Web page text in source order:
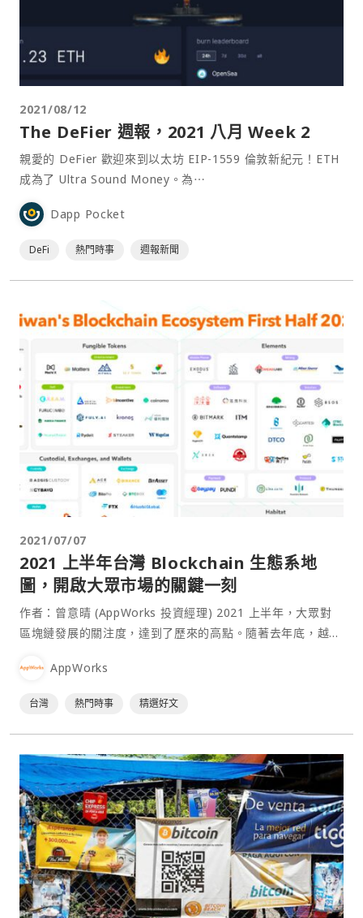
2021/08/12
The DeFier 週‌報‌，2021 ‌八月‌ ‌Week‌ ‌2
親愛的 DeFier 歡迎來到以太坊 EIP-1559 倫敦新紀元！ETH
成為了 Ultra Sound Money。為⋯
Dapp Pocket
DeFi 熱門時事 週報新聞
2021/07/07
2021 上半年台灣 Blockchain 生態系地
圖，開啟大眾市場的關鍵一刻
作者：曾意晴 (AppWorks 投資經理) 2021 上半年，大眾對
區塊鏈發展的關注度，達到了歷來的高點。隨著去年底，越來
下，比特幣幣價在今年三月，首度突破 6 萬美元，對於區塊
AppWorks
台灣 熱門時事 精選好文